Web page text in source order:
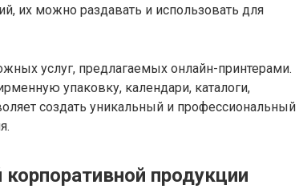
их можно раздавать и использовать для
услуг, предлагаемых онлайн-принтерами.
упаковку, календари, каталоги,
создать уникальный и профессиональный
продукции